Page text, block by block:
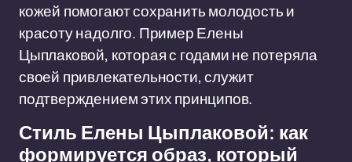
кожей помогают сохранить молодость и
красоту надолго. Пример Елены
Цыплаковой, которая с годами не потеряла
своей привлекательности, служит
подтверждением этих принципов.
Стиль Елены Цыплаковой: как
формируется образ, который